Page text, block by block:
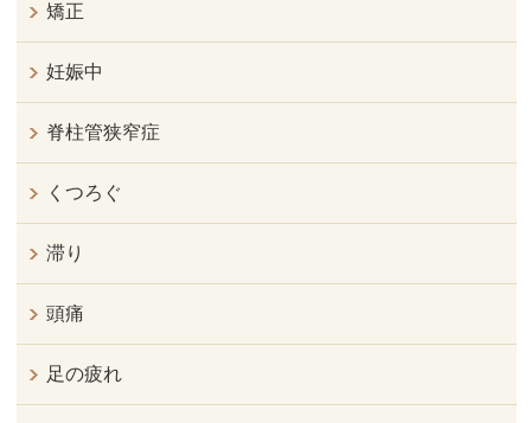
矯正
妊娠中
脊柱管狭窄症
くつろぐ
滞り
頭痛
足の疲れ